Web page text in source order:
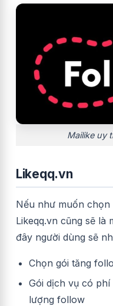
Mailike uy
Likeqq.vn
Nếu như muốn
Likeqq.vn cũng sẽ là
đây người dùng sẽ
Chọn gói tăng
Gói dịch vụ có
lượng follow